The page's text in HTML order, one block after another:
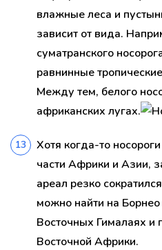
влажные леса и
зависит от вида.
суматранского
равнинные
Между тем, белого
африканских лугах.
Хотя когда-то
части Африки и Азии,
ареал резко
можно найти на
Восточных Гималаях
Восточной Африки.